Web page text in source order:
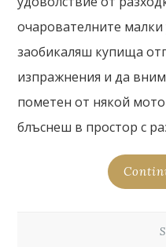
очарователните малки
заобикаляш купища
изпражнения и да
пометен от някой
блъснеш в простор с